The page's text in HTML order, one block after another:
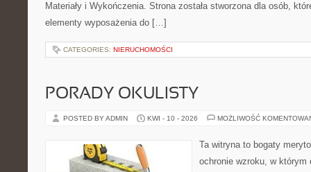
Materiały i Wykończenia. Strona została stworzona dla osób,
elementy wyposażenia do […]
CATEGORIES: NIERUCHOMOŚCI
PORADY OKULISTY
POSTED BY ADMIN KWI - 10 - 2026 MOŻLIWOŚĆ
Ta witryna to bogaty
ochronie wzroku, w